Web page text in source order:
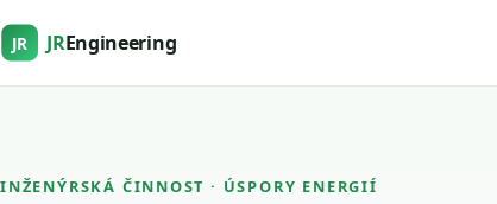
JR JREngineering
INŽENÝRSKÁ ČINNOST · ÚSPORY ENERGIÍ